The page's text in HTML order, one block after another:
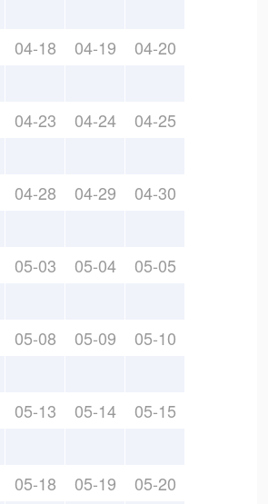
04-18 04-19 04-20
04-23 04-24 04-25
04-28 04-29 04-30
05-03 05-04 05-05
05-08 05-09 05-10
05-13 05-14 05-15
05-18 05-19 05-20